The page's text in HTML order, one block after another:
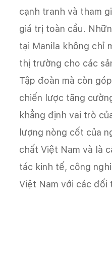
cạnh tranh và tham
giá trị toàn cầu.
tại Manila không chỉ
thị trường cho các
Tập đoàn mà còn
chiến lược tăng
khẳng định vai trò
lượng nòng cốt của
chất Việt Nam và là
tác kinh tế, công
Việt Nam với các đối